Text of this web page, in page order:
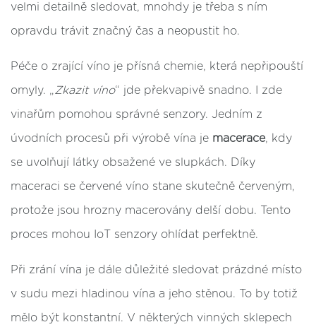
velmi detailně sledovat, mnohdy je třeba s ním
opravdu trávit značný čas a neopustit ho.
Péče o zrající víno je přísná chemie, která nepřipouští
omyly. „ Zkazit víno“ jde překvapivě snadno. I zde
vinařům pomohou správné senzory. Jedním z
úvodních procesů při výrobě vína je macerace, kdy
se uvolňují látky obsažené ve slupkách. Díky
maceraci se červené víno stane skutečně červeným,
protože jsou hrozny macerovány delší dobu. Tento
proces mohou IoT senzory ohlídat perfektně.
Při zrání vína je dále důležité sledovat prázdné místo
v sudu mezi hladinou vína a jeho stěnou. To by totiž
mělo být konstantní. V některých vinných sklepech